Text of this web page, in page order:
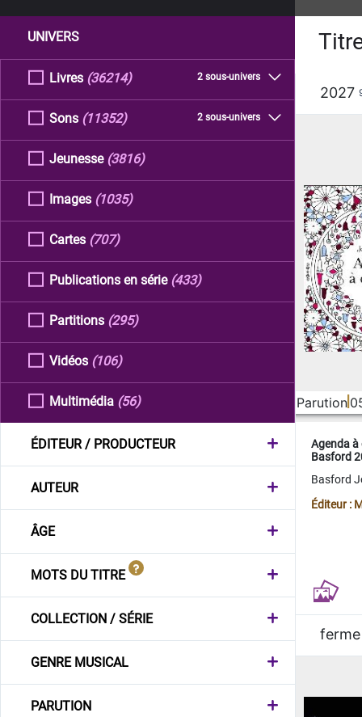
UNIVERS
Livres 2 sous-univers
(36214)
Sons 2 sous-univers
(11352)
Jeunesse (3816)
Images (1035)
Cartes (707)
Publications en série (433)
Partitions (295)
Vidéos (106)
Multimédia (56)
ÉDITEUR / PRODUCTEUR
AUTEUR
ÂGE
MOTS DU TITRE
COLLECTION / SÉRIE
GENRE MUSICAL
PARUTION
2027
Parution
Agenda
Basford
Basford
Éditeur :
ferme